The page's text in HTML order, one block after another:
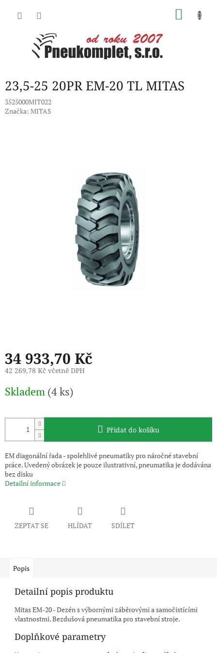
23,5-25 20PR EM-20 TL MITAS
3525000MIT022
Značka: MITAS
34 933,70 Kč
42 269,78 Kč včetně DPH
cena:
Skladem (4 ks)
Přidat do košíku
EM diagonální řada - spolehlivé pneumatiky pro náročné stavební
práce. Uvedený obrázek je pouze ilustrativní, pneumatika je dodávána
bez disku
Detailní informace
ZEPTAT SE HLÍDAT SDÍLET
Popis
Detailní popis produktu
Mitas EM-20 - Dezén s výbornými záběrovými a samočistícími
vlastnostmi. Bezdušová pneumatika pro stavební stroje.
Doplňkové parametry